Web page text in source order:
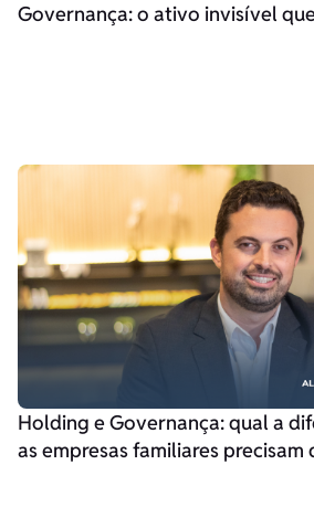
Governança: o ativo invisível
Holding e Governança: qual a
as empresas familiares precisam